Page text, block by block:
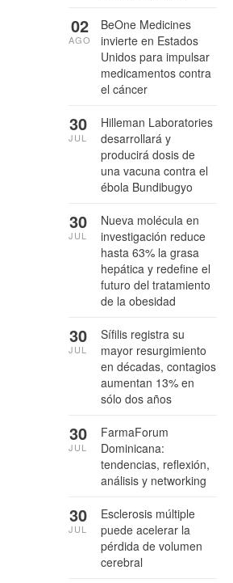
BeOne Medicines
invierte en Estados
Unidos para impulsar
medicamentos contra
el cáncer
02
AGO
Hilleman Laboratories
desarrollará y
producirá dosis de
una vacuna contra el
ébola Bundibugyo
30
JUL
Nueva molécula en
investigación reduce
hasta 63% la grasa
hepática y redefine el
futuro del tratamiento
de la obesidad
30
JUL
Sífilis registra su
mayor resurgimiento
en décadas, contagios
aumentan 13% en
sólo dos años
30
JUL
FarmaForum
Dominicana:
tendencias, reflexión,
análisis y networking
30
JUL
Esclerosis múltiple
puede acelerar la
pérdida de volumen
cerebral
30
JUL